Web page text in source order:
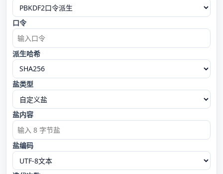
口令
派生哈希
盐类型
盐内容
盐编码